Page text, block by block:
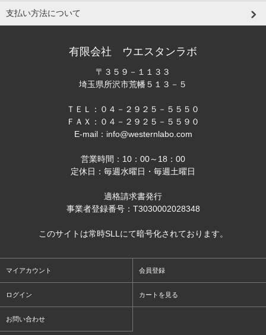
支払い方法について
有限会社 ウエスタンラボ
〒３５９－１１３３
埼玉県所沢市荒幡５１３－５
ＴＥＬ：０４－２９２５－５５５０
ＦＡＸ：０４－２９２５－５５９０
E-mail：info@westernlabo.com
営業時間：10：00～18：00
定休日：毎週水曜日・毎週土曜日
適格請求書発行
事業者登録番号：T3030002028348
このサイトは常時SLLにて暗号化されております。
マイアカウント 会員登録
ログイン カートを見る
お問い合わせ